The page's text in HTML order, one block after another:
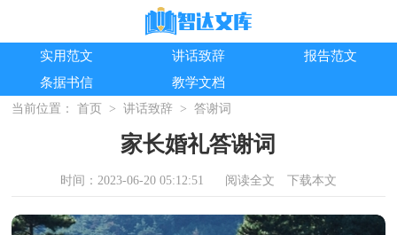
实用范文 讲话致辞
报告范文
条据书信
教学文档
当前位置： 首页 > 讲话致辞 > 答谢词
家长婚礼答谢词
时间：2023-06-20 05:12:51 阅读全文 下载本文